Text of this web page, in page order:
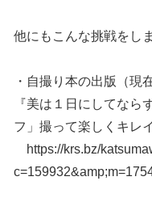
他にもこんな挑戦をし
・自撮り本の出版（現
『美は１日にしてなら
フ」撮って楽しくキレ
https://krs.bz/